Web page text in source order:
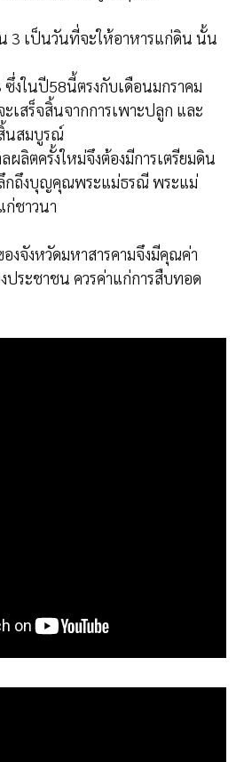
3 เป็นวันที่จะให้อาหารแก่ดิน นั้น
งในปี58นี้ตรงกับเดือนมกราคม
เสร็จสิ้นจากการเพาะปลูก และ
นสมบูรณ์
ลิตครั้งใหม่จึงต้องมีการเตรียมดิน
กถึงบุญคุณพระแม่ธรณี พระแม่
ชาวนา
งจังหวัดมหาสารคามจึงมีคุณค่า
ประชาชน ควรค่าแก่การสืบทอด